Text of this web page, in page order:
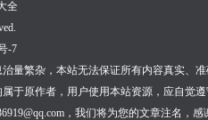
全
-7
繁杂，本站无法保证所有内容真实、
于原作者，用户使用本站资源，应自觉
，我们将为您的文章注名，感